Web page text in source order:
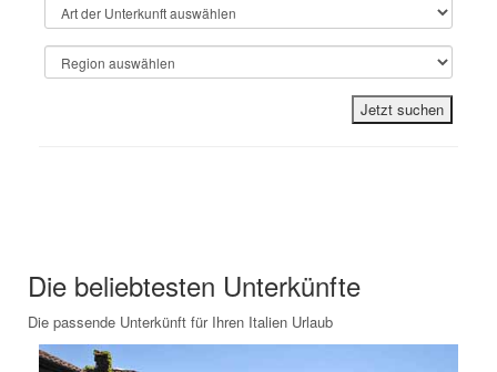
Jetzt suchen
Die beliebtesten Unterkünfte
Die passende Unterkünft für Ihren Italien Urlaub